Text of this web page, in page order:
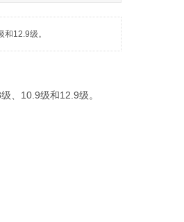
12.9级。
、10.9级和12.9级。